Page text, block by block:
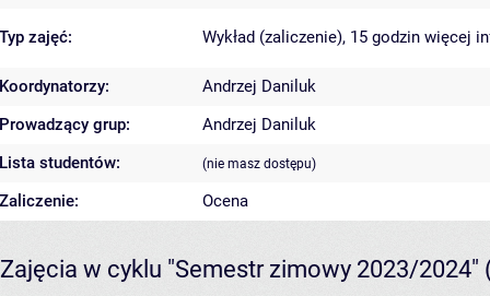
Typ zajęć: Wykład (zaliczenie), 15 godzin więcej
Koordynatorzy:
Andrzej Daniluk
Prowadzący grup:
Andrzej Daniluk
Lista studentów:
(nie masz dostępu)
Zaliczenie: Ocena
Zajęcia w cyklu "Semestr zimowy 2023/2024"